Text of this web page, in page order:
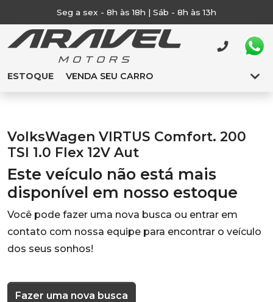
Seg a sex - 8h às 18h | Sáb - 8h às 13h
ESTOQUE VENDA SEU CARRO
VolksWagen VIRTUS Comfort. 200
TSI 1.0 Flex 12V Aut
Este veículo não está mais
disponível em nosso estoque
Você pode fazer uma nova busca ou entrar em
contato com nossa equipe para encontrar o veículo
dos seus sonhos!
Fazer uma nova busca